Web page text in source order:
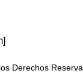
Derechos